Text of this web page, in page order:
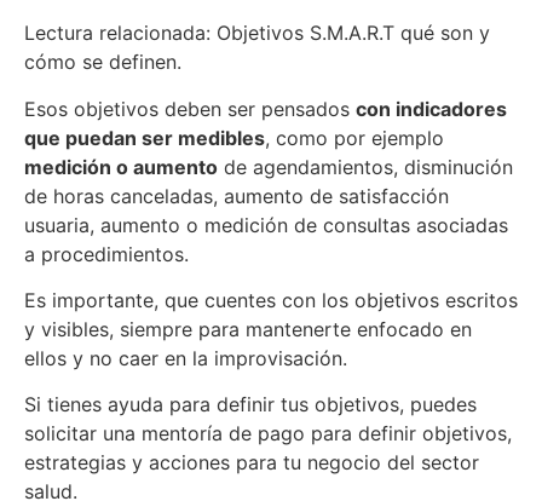
Lectura relacionada: Objetivos S.M.A.R.T qué son y
cómo se definen.
Esos objetivos deben ser pensados con indicadores
que puedan ser medibles, como por ejemplo
medición o aumento de agendamientos, disminución
de horas canceladas, aumento de satisfacción
usuaria, aumento o medición de consultas asociadas
a procedimientos.
Es importante, que cuentes con los objetivos escritos
y visibles, siempre para mantenerte enfocado en
ellos y no caer en la improvisación.
Si tienes ayuda para definir tus objetivos, puedes
solicitar una mentoría de pago para definir objetivos,
estrategias y acciones para tu negocio del sector
salud.